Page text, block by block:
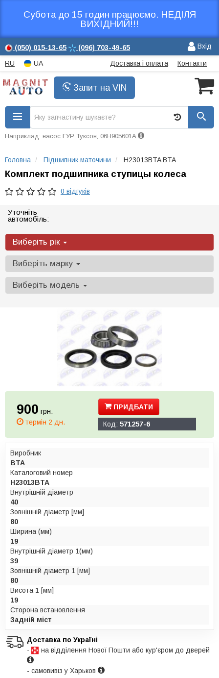
Субота до 15 годин працюємо. НЕДІЛЯ
ВИХІДНИЙ!!!
(050) 015-13-65 (096) 703-49-65 Вхід
RU UA Доставка і оплата Контакти
Запит на VIN
Наприклад: насос ГУР Туксон, 06H905601A
Головна Підшипник маточини H23013BTA BTA
Комплект подшипника ступицы колеса
0 відгуків
Уточніть
автомобіль:
Виберіть рік
Виберіть марку
Виберіть модель
900 грн.
термін 2 дн.
ПРИДБАТИ
Код: 571257-6
Виробник
BTA
Каталоговий номер
H23013BTA
Внутрішній діаметр
40
Зовнішній діаметр [мм]
80
Ширина (мм)
19
Внутрішній діаметр 1(мм)
39
Зовнішній діаметр 1 [мм]
80
Висота 1 [мм]
19
Сторона встановлення
Задній міст
Доставка по Україні
-
на відділення Нової Пошти або кур'єром до дверей
- самовивіз у Харьков